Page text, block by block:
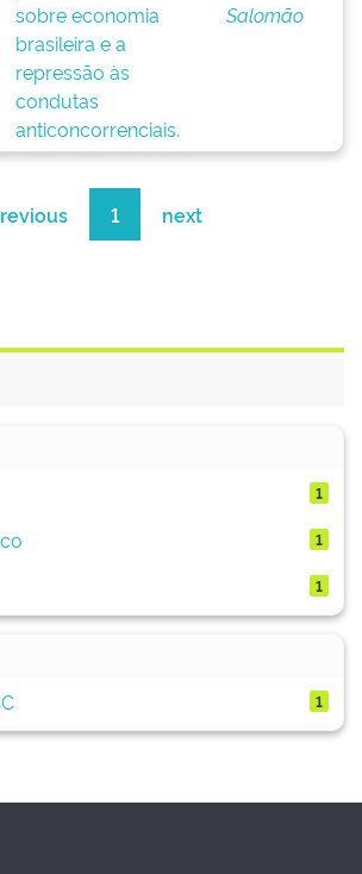
sobre economia
brasileira e a
repressão às
condutas
anticoncorrenciais.
Salomão
1 next
1
1
1
1